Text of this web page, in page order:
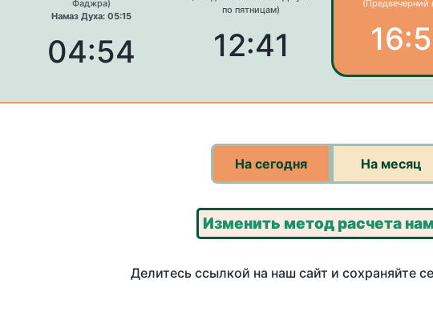
Фаджра)
Намаз Духа: 05:15
04:54
по пятницам)
12:41
(Предвечерний
На сегодня На месяц
Изменить метод расчета
Делитесь ссылкой на наш сайт и сохраняйте